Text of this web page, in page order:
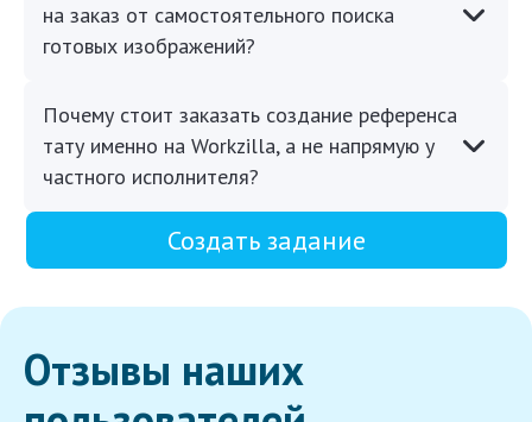
на заказ от самостоятельного поиска
готовых изображений?
Почему стоит заказать создание референса
тату именно на Workzilla, а не напрямую у
частного исполнителя?
Создать задание
Отзывы наших